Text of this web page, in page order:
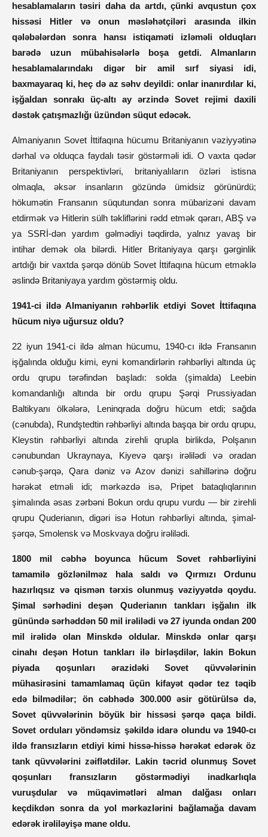
hesablamaların təsiri daha da artdı, çünki avqustun çox
hissəsi Hitler və onun məsləhətçiləri arasında ilkin
qələbələrdən sonra hansı istiqaməti izləməli olduqları
barədə uzun mübahisələrlə boşa getdi. Almanların
hesablamalarındakı digər bir amil sırf siyasi idi,
baxmayaraq ki, heç də az səhv deyildi: onlar inanırdılar ki,
işğaldan sonrakı üç-altı ay ərzində Sovet rejimi daxili
dəstək çatışmazlığı üzündən süqut edəcək.
Almaniyanın Sovet İttifaqına hücumu Britaniyanın vəziyyətinə
dərhal və olduqca faydalı təsir göstərməli idi. O vaxta qədər
Britaniyanın perspektivləri, britaniyalıların özləri istisna
olmaqla, əksər insanların gözündə ümidsiz görünürdü;
hökumətin Fransanın süqutundan sonra mübarizəni davam
etdirmək və Hitlerin sülh təkliflərini rədd etmək qərarı, ABŞ və
ya SSRİ-dən yardım gəlmədiyi təqdirdə, yalnız yavaş bir
intihar demək ola bilərdi. Hitler Britaniyaya qarşı gərginlik
artdığı bir vaxtda şərqə dönüb Sovet İttifaqına hücum etməklə
əslində Britaniyaya yardım göstərmiş oldu.
1941-ci ildə Almaniyanın rəhbərlik etdiyi Sovet İttifaqına
hücum niyə uğursuz oldu?
22 iyun 1941-ci ildə alman hücumu, 1940-cı ildə Fransanın
işğalında olduğu kimi, eyni komandirlərin rəhbərliyi altında üç
ordu qrupu tərəfindən başladı: solda (şimalda) Leebin
komandanlığı altında bir ordu qrupu Şərqi Prussiyadan
Baltikyanı ölkələrə, Leninqrada doğru hücum etdi; sağda
(cənubda), Rundştedtin rəhbərliyi altında başqa bir ordu qrupu,
Kleystin rəhbərliyi altında zirehli qrupla birlikdə, Polşanın
cənubundan Ukraynaya, Kiyevə qarşı irəlilədi və oradan
cənub-şərqə, Qara dəniz və Azov dənizi sahillərinə doğru
hərəkət etməli idi; mərkəzdə isə, Pripet bataqlıqlarının
şimalında əsas zərbəni Bokun ordu qrupu vurdu — bir zirehli
qrupu Quderianın, digəri isə Hotun rəhbərliyi altında, şimal-
şərqə, Smolensk və Moskvaya doğru irəlilədi.
1800 mil cəbhə boyunca hücum Sovet rəhbərliyini
tamamilə gözlənilməz hala saldı və Qırmızı Ordunu
hazırlıqsız və qismən tərxis olunmuş vəziyyətdə qoydu.
Şimal sərhədini deşən Quderianın tankları işğalın ilk
günündə sərhəddən 50 mil irəlilədi və 27 iyunda ondan 200
mil irəlidə olan Minskdə oldular. Minskdə onlar qarşı
cinahı deşən Hotun tankları ilə birləşdilər, lakin Bokun
piyada qoşunları ərazidəki Sovet qüvvələrinin
mühasirəsini tamamlamaq üçün kifayət qədər tez təqib
edə bilmədilər; ön cəbhədə 300.000 əsir götürülsə də,
Sovet qüvvələrinin böyük bir hissəsi şərqə qaça bildi.
Sovet orduları yöndəmsiz şəkildə idarə olundu və 1940-cı
ildə fransızların etdiyi kimi hissə-hissə hərəkət edərək öz
tank qüvvələrini zəiflətdilər. Lakin təcrid olunmuş Sovet
qoşunları fransızların göstərmədiyi inadkarlıqla
vuruşdular və müqavimətləri alman dalğası onları
keçdikdən sonra da yol mərkəzlərini bağlamağa davam
edərək irəliləyişə mane oldu.